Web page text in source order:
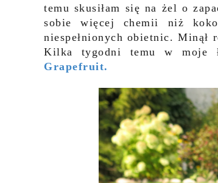
temu skusiłam się na żel o
sobie więcej chemii niż
niespełnionych obietnic. Minął
Kilka tygodni temu w moje
Grapefruit.